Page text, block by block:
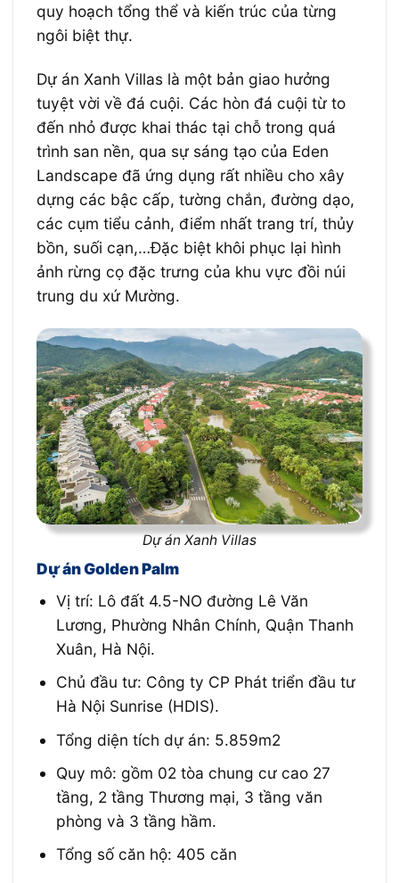
quy hoạch tổng thể và kiến trúc của từng
ngôi biệt thự.
Dự án Xanh Villas là một bản giao hưởng
tuyệt vời về đá cuội. Các hòn đá cuội từ to
đến nhỏ được khai thác tại chỗ trong quá
trình san nền, qua sự sáng tạo của Eden
Landscape đã ứng dụng rất nhiều cho xây
dựng các bậc cấp, tường chắn, đường dạo,
các cụm tiểu cảnh, điểm nhất trang trí, thủy
bồn, suối cạn,…Đặc biệt khôi phục lại hình
ảnh rừng cọ đặc trưng của khu vực đồi núi
trung du xứ Mường.
Dự án Xanh Villas
Dự án Golden Palm
Vị trí: Lô đất 4.5-NO đường Lê Văn
Lương, Phường Nhân Chính, Quận Thanh
Xuân, Hà Nội.
Chủ đầu tư: Công ty CP Phát triển đầu tư
Hà Nội Sunrise (HDIS).
Tổng diện tích dự án: 5.859m2
Quy mô: gồm 02 tòa chung cư cao 27
tầng, 2 tầng Thương mại, 3 tầng văn
phòng và 3 tầng hầm.
Tổng số căn hộ: 405 căn